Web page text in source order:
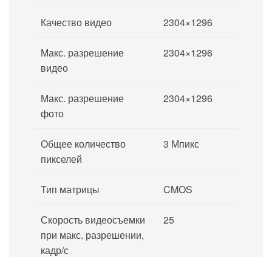
Качество видео 2304×1296
Макс. разрешение
видео
2304×1296
Макс. разрешение
фото
2304×1296
Общее количество
пикселей
3 Мпикс
Тип матрицы CMOS
Скорость видеосъемки
при макс. разрешении,
кадр/с
25